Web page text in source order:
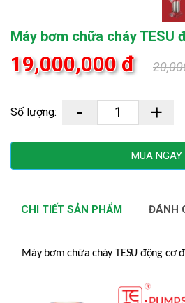
Máy bơm chữa cháy TESU
19,000,000 đ
Số lượng: - +
MUA NGAY
CHI TIẾT SẢN PHẨM ĐÁNH
Máy bơm chữa cháy TESU động cơ